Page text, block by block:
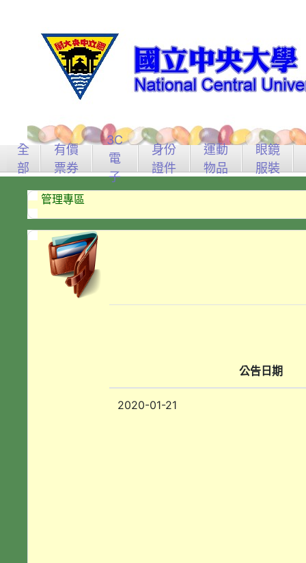
全
部
有價
票券
3C
電
子
身份
證件
運動
物品
眼鏡
服裝
管理專區
公告日期
2020-01-21